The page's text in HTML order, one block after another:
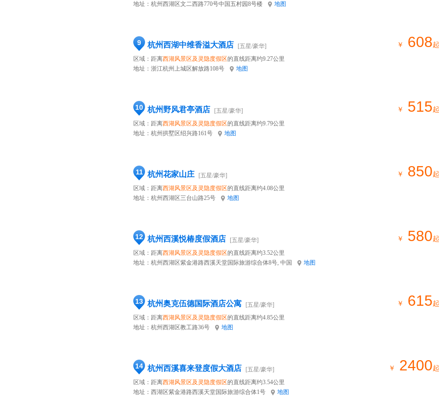
地址： 杭州西湖区文二西路770号中国五村园8号楼 地图
9 杭州西湖中维香溢大酒店
[五星/豪华]
区域：距离西湖风景区及灵隐度假区的直线距离约9.27公里
地址： 浙江杭州上城区解放路108号 地图
￥ 608起
10 杭州野风君亭酒店
[五星/豪华]
区域：距离西湖风景区及灵隐度假区的直线距离约9.79公里
地址： 杭州拱墅区绍兴路161号 地图
￥ 515起
11 杭州花家山庄
[五星/豪华]
区域：距离西湖风景区及灵隐度假区的直线距离约4.08公里
地址： 杭州西湖区三台山路25号 地图
￥ 850起
12 杭州西溪悦椿度假酒店
[五星/豪华]
区域：距离西湖风景区及灵隐度假区的直线距离约3.52公里
地址： 杭州西湖区紫金港路西溪天堂国际旅游综合体8号, 中国 地图
￥ 580起
13 杭州奥克伍德国际酒店公寓
[五星/豪华]
区域：距离西湖风景区及灵隐度假区的直线距离约4.85公里
地址： 杭州西湖区教工路36号 地图
￥ 615起
14 杭州西溪喜来登度假大酒店
[五星/豪华]
区域：距离西湖风景区及灵隐度假区的直线距离约3.54公里
地址： 西湖区紫金港路西溪天堂国际旅游综合体1号 地图
￥ 2400起